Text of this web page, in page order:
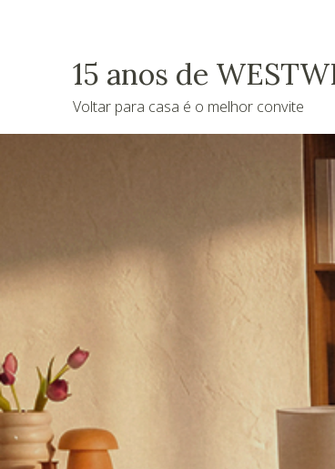
15 anos de
Voltar para casa é o melhor convite